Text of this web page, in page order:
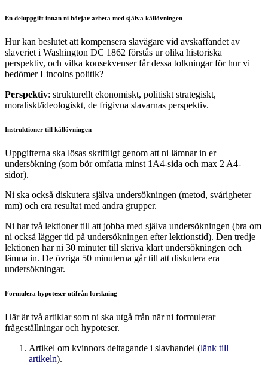
En deluppgift innan ni börjar arbeta med själva källövningen
Hur kan beslutet att kompensera slavägare vid avskaffandet av
slaveriet i Washington DC 1862 förstås ur olika historiska
perspektiv, och vilka konsekvenser får dessa tolkningar för hur vi
bedömer Lincolns politik?
Perspektiv: strukturellt ekonomiskt, politiskt strategiskt,
moraliskt/ideologiskt, de frigivna slavarnas perspektiv.
Instruktioner till källövningen
Uppgifterna ska lösas skriftligt genom att ni lämnar in er
undersökning (som bör omfatta minst 1A4-sida och max 2 A4-
sidor).
Ni ska också diskutera själva undersökningen (metod, svårigheter
mm) och era resultat med andra grupper.
Ni har två lektioner till att jobba med själva undersökningen (bra om
ni också lägger tid på undersökningen efter lektionstid). Den tredje
lektionen har ni 30 minuter till skriva klart undersökningen och
lämna in. De övriga 50 minuterna går till att diskutera era
undersökningar.
Formulera hypoteser utifrån forskning
Här är två artiklar som ni ska utgå från när ni formulerar
frågeställningar och hypoteser.
Artikel om kvinnors deltagande i slavhandel (länk till
artikeln).